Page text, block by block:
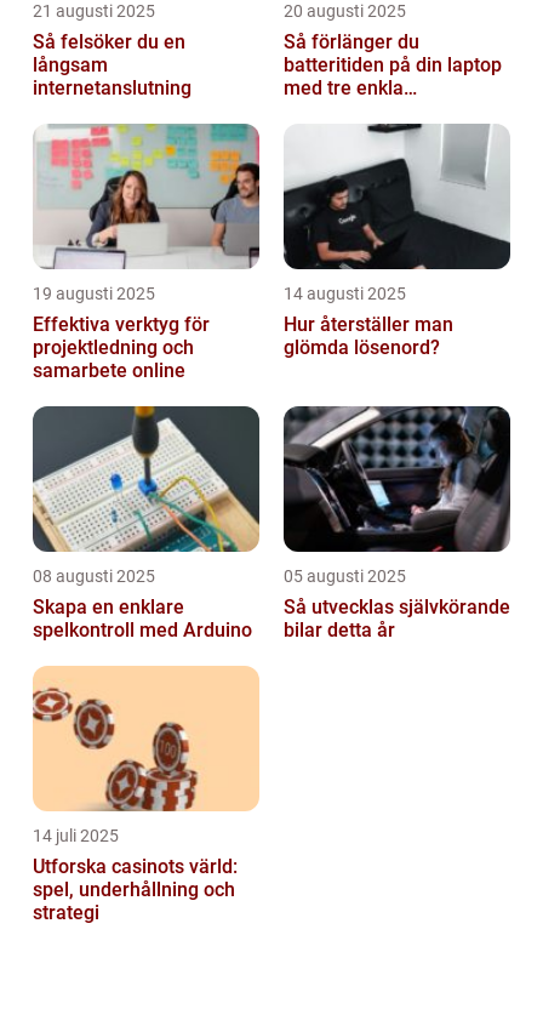
21 augusti 2025
Så felsöker du en
långsam
internetanslutning
20 augusti 2025
Så förlänger du
batteritiden på din laptop
med tre enkla
19 augusti 2025
Effektiva verktyg för
projektledning och
samarbete online
14 augusti 2025
Hur återställer man
glömda lösenord?
08 augusti 2025
Skapa en enklare
spelkontroll med Arduino
05 augusti 2025
Så utvecklas självkörande
bilar detta år
14 juli 2025
Utforska casinots värld:
spel, underhållning och
strategi